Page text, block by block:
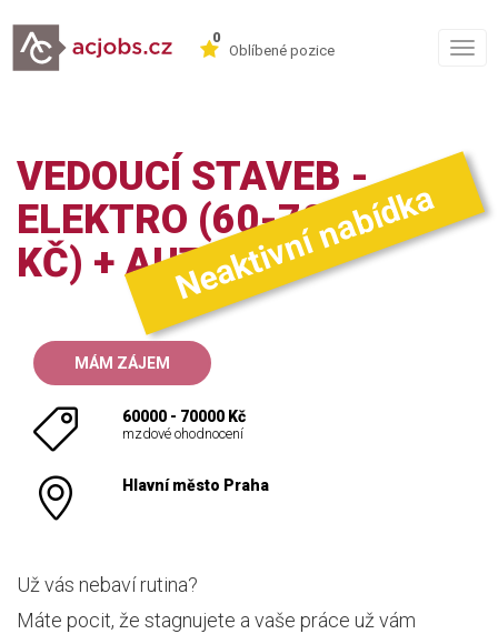
0
Oblíbené pozice
VEDOUCÍ STAVEB -
ELEKTRO (60-70.000
KČ) + AUTONeaktivní nabídka
MÁM ZÁJEM
60000 - 70000 Kč
mzdové ohodnocení
Hlavní město Praha
Už vás nebaví rutina?
Máte pocit, že stagnujete a vaše práce už vám